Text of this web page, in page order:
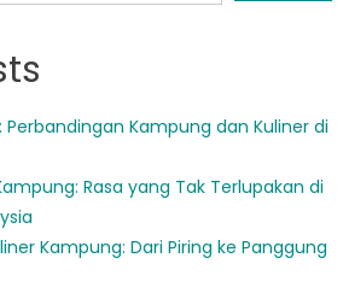
Kampung dan Kuliner di
Rasa yang Tak Terlupakan di
Kampung: Dari Piring ke Panggung